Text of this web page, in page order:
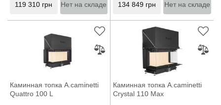
119 310 грн Нет на складе 134 849 грн Нет на складе
Каминная топка A.caminetti
Quattro 100 L
Каминная топка A.caminetti
Crystal 110 Max